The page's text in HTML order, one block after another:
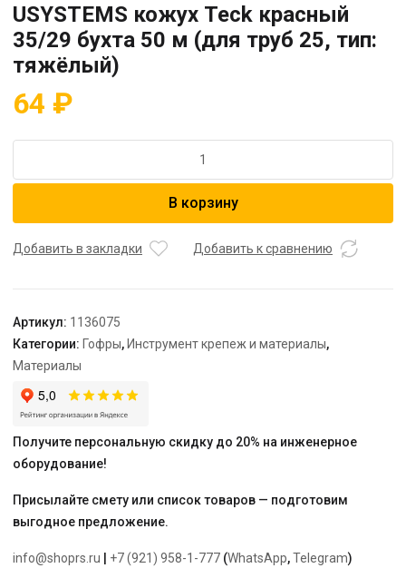
USYSTEMS кожух Teck красный
35/29 бухта 50 м (для труб 25, тип:
тяжёлый)
64 ₽
USYSTEMS
красный
м
(для
труб
25,
В корзину
Добавить в закладки Добавить к сравнению
Артикул: 1136075
Категории: Гофры, Инструмент крепеж и материалы,
Материалы
Получите персональную скидку до 20% на инженерное
оборудование!
Присылайте смету или список товаров — подготовим
выгодное предложение.
info@shoprs.ru +7 (921) 958-1-777 (WhatsApp,Telegram)